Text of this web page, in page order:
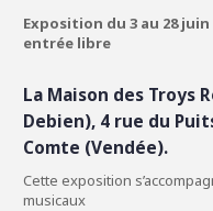
Exposition du 3 au 28 juin
entrée libre
La Maison des Troys
Debien), 4 rue du
Comte (Vendée).
Cette exposition
musicaux